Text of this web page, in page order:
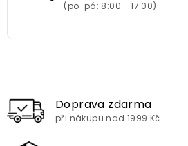
Doprava zdarma
při nákupu nad 1999 Kč